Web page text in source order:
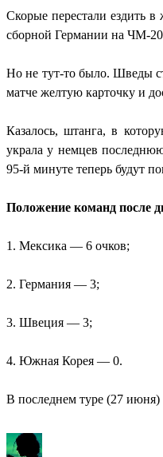
Скорые перестали ездить
сборной Германии на ЧМ-
Но не тут-то было. Шведы
матче желтую карточку и
Казалось, штанга, в
украла у немцев
95-й минуте теперь будут
Положение команд после
1. Мексика — 6 очков;
2. Германия — 3;
3. Швеция — 3;
4. Южная Корея — 0.
В последнем туре (27